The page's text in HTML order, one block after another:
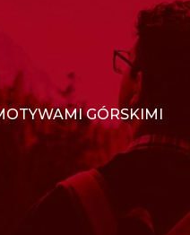
GÓRSKIMI